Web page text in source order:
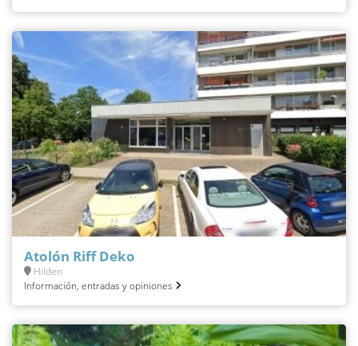
Atolón Riff Deko
Hilden
Información, entradas y opiniones